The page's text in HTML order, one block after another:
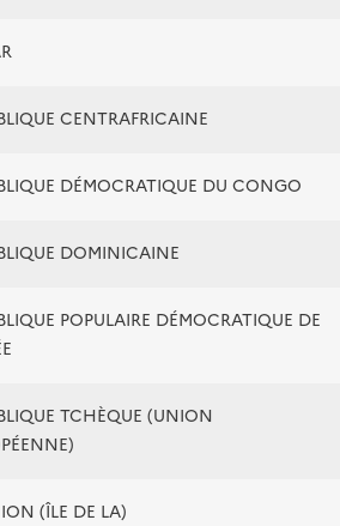
CENTRAFRICAINE
DÉMOCRATIQUE DU CONGO
DOMINICAINE
POPULAIRE DÉMOCRATIQUE DE
TCHÈQUE (UNION
(ÎLE DE LA)